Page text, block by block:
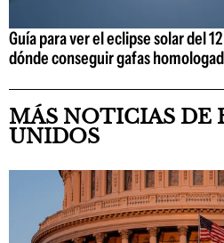
Guía para ver el eclipse solar del
dónde conseguir gafas
MÁS NOTICIAS DE
UNIDOS